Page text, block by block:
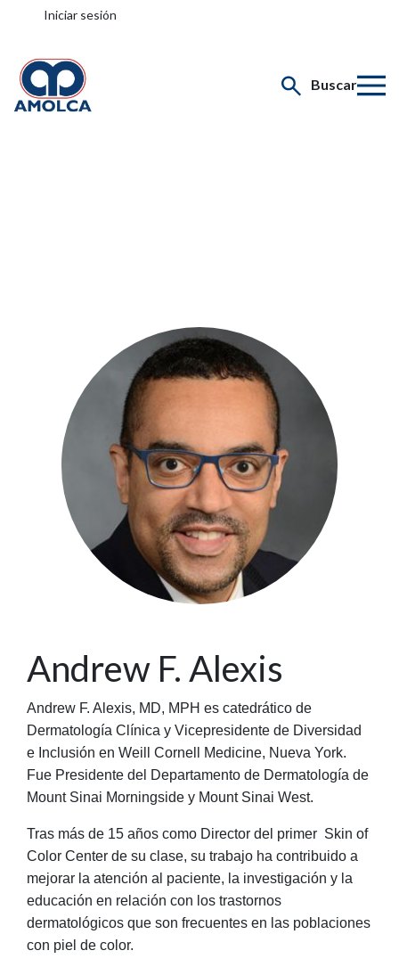
Iniciar sesión
Buscar
Andrew F. Alexis
Andrew F. Alexis, MD, MPH es catedrático de
Dermatología Clínica y Vicepresidente de Diversidad
e Inclusión en Weill Cornell Medicine, Nueva York.
Fue Presidente del Departamento de Dermatología de
Mount Sinai Morningside y Mount Sinai West.
Tras más de 15 años como Director del primer Skin of
Color Center de su clase, su trabajo ha contribuido a
mejorar la atención al paciente, la investigación y la
educación en relación con los trastornos
dermatológicos que son frecuentes en las poblaciones
con piel de color.